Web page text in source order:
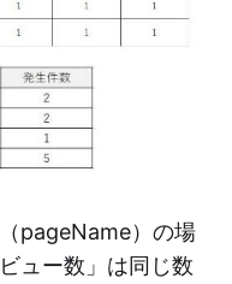
pageName）の場
ュー数」は同じ数